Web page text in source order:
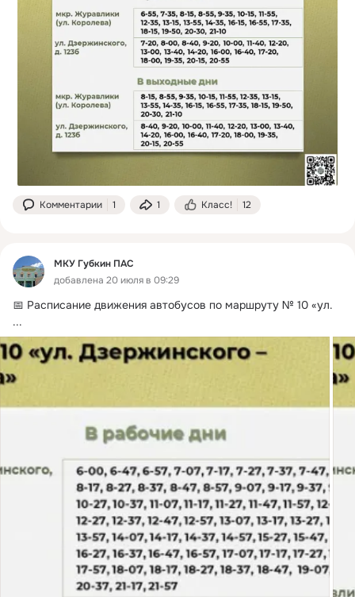
Комментарии 1 1 Класс! 12
МКУ Губкин ПАС
добавлена 20 июля в 09:29
📅 Расписание движения автобусов по маршруту № 10 «ул.
...